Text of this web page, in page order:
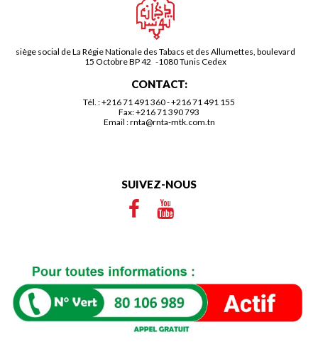
siège social de La Régie Nationale des Tabacs et des Allumettes, boulevard
15 Octobre BP 42 -1080 Tunis Cedex
CONTACT:
Tél. :+216 71 491 360-+216 71 491 155
Fax: +216 71 390 793
Email :rnta@rnta-mtk.com.tn
SUIVEZ-NOUS